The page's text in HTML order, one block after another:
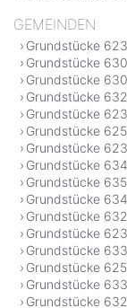
GEMEINDEN
Grundstücke
Grundstücke
Grundstücke
Grundstücke
Grundstücke
Grundstücke
Grundstücke
Grundstücke
Grundstücke
Grundstücke
Grundstücke
Grundstücke
Grundstücke
Grundstücke
Grundstücke
Grundstücke